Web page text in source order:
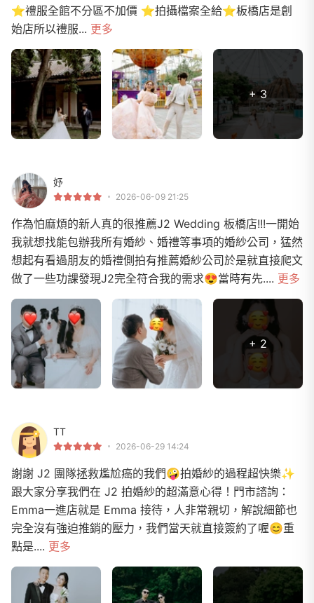
⭐️禮服全館不分區不加價 ⭐️拍攝檔案全給⭐️板橋店是創
始店所以禮服... 更多
+ 3
妤
2026-06-09 21:25
作為怕麻煩的新人真的很推薦J2 Wedding 板橋店!!!一開始
我就想找能包辦我所有婚紗、婚禮等事項的婚紗公司，猛然
想起有看過朋友的婚禮側拍有推薦婚紗公司於是就直接爬文
做了一些功課發現J2完全符合我的需求😍當時有先.... 更多
+ 2
TT
2026-06-29 14:24
謝謝 J2 團隊拯救尷尬癌的我們🤪拍婚紗的過程超快樂✨
跟大家分享我們在 J2 拍婚紗的超滿意心得！門市諮詢：
Emma一進店就是 Emma 接待，人非常親切，解說細節也
完全沒有強迫推銷的壓力，我們當天就直接簽約了喔😊重
點是.... 更多